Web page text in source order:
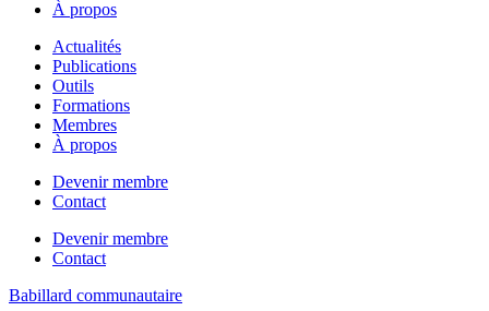
À propos
Actualités
Publications
Outils
Formations
Membres
À propos
Devenir membre
Contact
Devenir membre
Contact
Babillard communautaire